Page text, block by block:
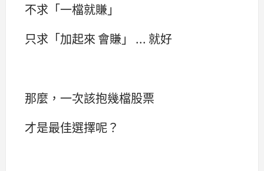
不求「一檔就賺」
只求「加起來 會賺」 ... 就好
那麼，一次該抱幾檔股票
才是最佳選擇呢？